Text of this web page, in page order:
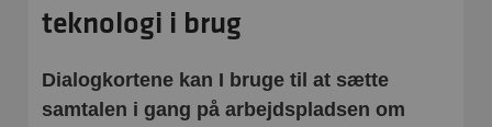
teknologi i brug
Dialogkortene kan I bruge til at sætte
samtalen i gang på arbejdspladsen om